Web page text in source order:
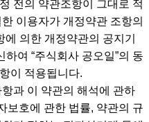
전의 약관조항이 그대로 적
이용자가 개정약관 조항의
의한 개정약관의 공지기
하여 “주식회사 공오일”의 동
이 적용됩니다.
과 이 약관의 해석에 관하
보호에 관한 법률, 약관의 규